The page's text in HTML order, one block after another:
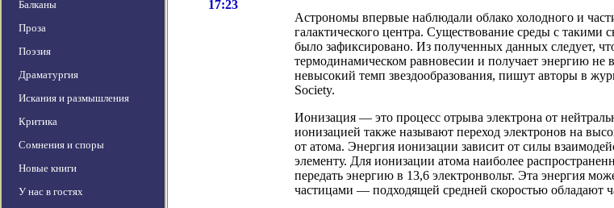
Балканы
Проза
Поэзия
Драматургия
Искания и размышления
Критика
Сомнения и споры
Новые книги
У нас в гостях
17:23
Астрономы впервые наблюдали облако холодного и
галактического центра. Существование среды с такими
было зафиксировано. Из полученных данных следует,
термодинамическом равновесии и получает энергию не
невысокий темп звездообразования, пишут авторы в
Society.
Ионизация — это процесс отрыва электрона от
ионизацией также называют переход электронов на
от атома. Энергия ионизации зависит от силы
элементу. Для ионизации атома наиболее
передать энергию в 13,6 электронвольт. Эта энергия
частицами — подходящей средней скоростью обладают